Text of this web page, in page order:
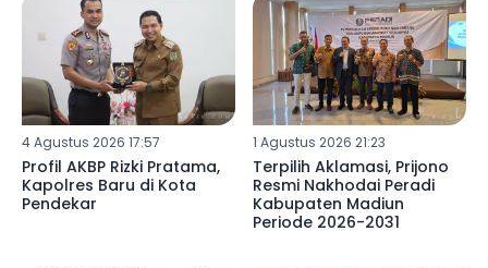
4 Agustus 2026 17:57
Profil AKBP Rizki Pratama,
Kapolres Baru di Kota
Pendekar
1 Agustus 2026 21:23
Terpilih Aklamasi, Prijono
Resmi Nakhodai Peradi
Kabupaten Madiun
Periode 2026-2031